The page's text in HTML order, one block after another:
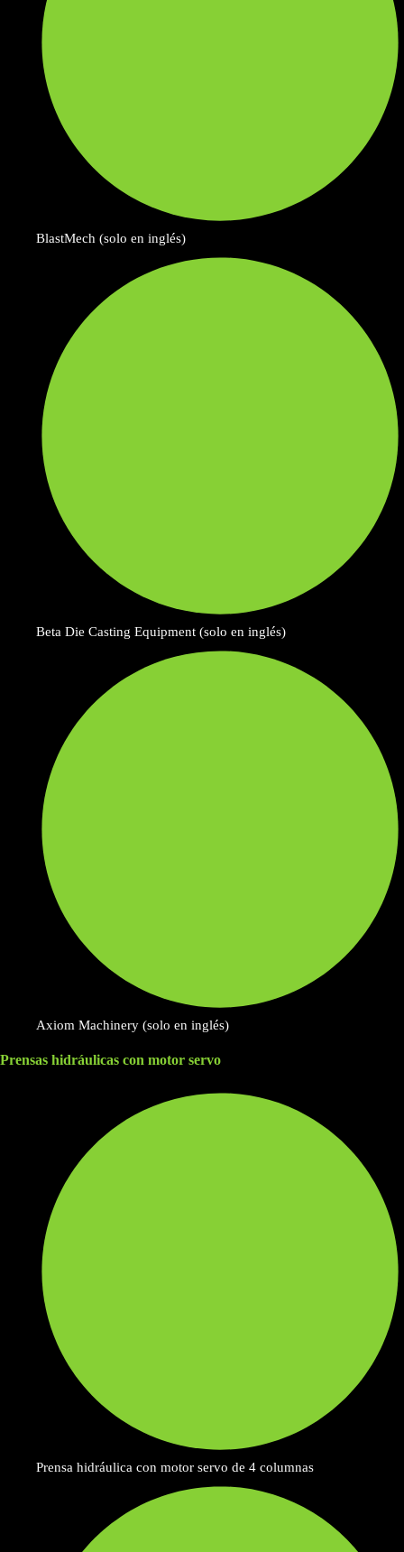
BlastMech (solo en inglés)
Beta Die Casting Equipment (solo en inglés)
Axiom Machinery (solo en inglés)
Prensas hidráulicas con motor servo
Prensa hidráulica con motor servo de 4 columnas